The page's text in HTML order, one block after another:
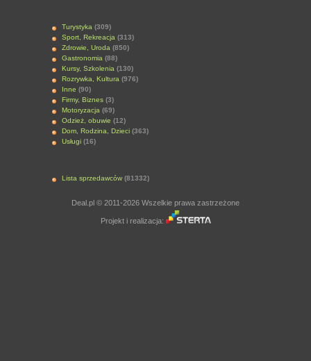
Turystyka (309)
Sport, Rekreacja (313)
Zdrowie, Uroda (850)
Gastronomia (88)
Kursy, Szkolenia (130)
Rozrywka, Kultura (976)
Inne (90)
Firmy, Biznes (3)
Motoryzacja (69)
Odzież, obuwie (12)
Dom, Rodzina, Dzieci (363)
Usługi (16)
Lista sprzedawców (81332)
Deal.pl © 2011-2026 Wszelkie prawa zastrzeżone
Projekt i realizacja: